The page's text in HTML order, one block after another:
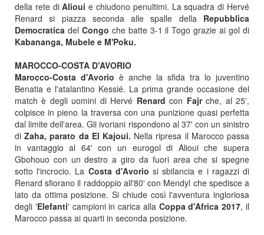
della rete diAliouie chiudono penultimi. La squadra di Hervé
Renard si piazza seconda alle spalle della Repubblica
Democratica del Congo che batte 3-1 il Togo grazie ai gol di
Kabananga, Mubele e M'Poku.
MAROCCO-COSTA D'AVORIO
Marocco-Costa d'Avorio è anche la sfida tra lo juventino
Benatia e l'atalantino Kessié. La prima grande occasione del
match è degli uomini di Hervé Renardcon Fajrche, al 25',
colpisce in pieno la traversa con una punizione quasi perfetta
dal limite dell'area. Gli ivoriani rispondono al 37' con un sinistro
diZaha, parato da El Kajoui. Nella ripresa il Marocco passa
in vantaggio al 64' con un eurogol di Alioui che supera
Gbohouo con un destro a giro da fuori area che si spegne
sotto l'incrocio. La Costa d'Avorio si sbilancia e i ragazzi di
Renard sfiorano il raddoppio all'80' con Mendyl che spedisce a
lato da ottima posizione. Si chiude così l'avventura ingloriosa
degli 'Elefanti' campioni in carica alla Coppa d'Africa 2017, il
Marocco passa ai quarti in seconda posizione.